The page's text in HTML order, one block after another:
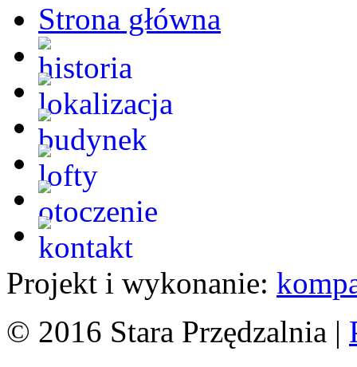
Strona główna
Projekt i wykonanie:
© 2016 Stara Przędzalnia |